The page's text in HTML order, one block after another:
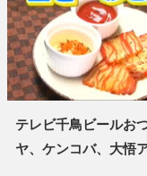
テレビ千鳥ビールお
ヤ、ケンコバ、大悟